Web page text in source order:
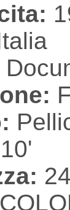
10'